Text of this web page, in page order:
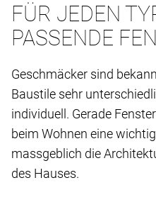
FÜR JEDEN
PASSENDE
Geschmäcker sind
Baustile sehr
individuell. Gerade
beim Wohnen eine
massgeblich die
des Hauses.